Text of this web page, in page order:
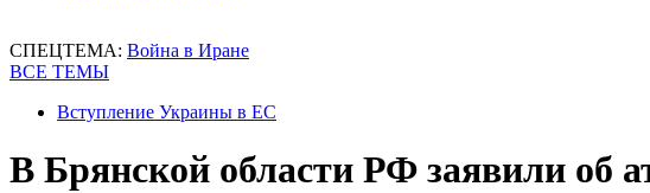
СПЕЦТЕМА: Война в Иране
ВСЕ ТЕМЫ
Вступление Украины в ЕС
В Брянской области РФ заявили об